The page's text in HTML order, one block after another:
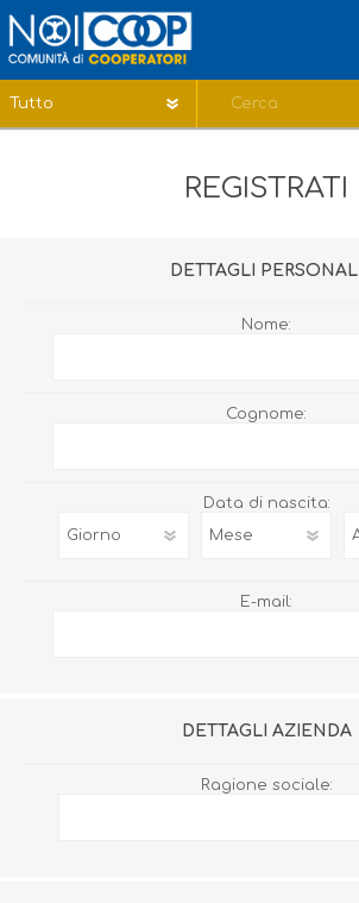
REGISTRATI
DETTAGLI PERSONALI
Nome:
Cognome:
Data di nascita:
E-mail:
DETTAGLI AZIENDA
Ragione sociale: